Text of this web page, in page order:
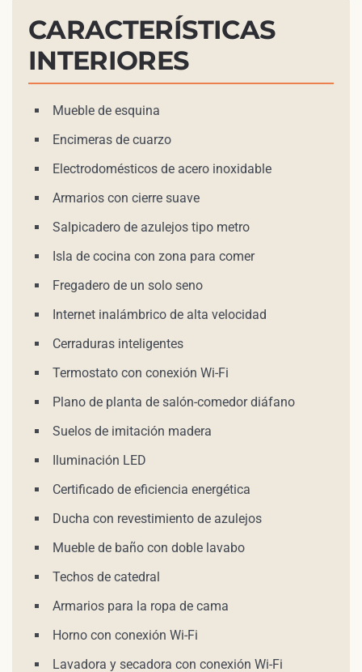
CARACTERÍSTICAS
INTERIORES
Mueble de esquina
Encimeras de cuarzo
Electrodomésticos de acero inoxidable
Armarios con cierre suave
Salpicadero de azulejos tipo metro
Isla de cocina con zona para comer
Fregadero de un solo seno
Internet inalámbrico de alta velocidad
Cerraduras inteligentes
Termostato con conexión Wi-Fi
Plano de planta de salón-comedor diáfano
Suelos de imitación madera
Iluminación LED
Certificado de eficiencia energética
Ducha con revestimiento de azulejos
Mueble de baño con doble lavabo
Techos de catedral
Armarios para la ropa de cama
Horno con conexión Wi-Fi
Lavadora y secadora con conexión Wi-Fi